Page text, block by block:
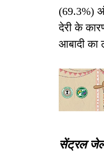
(69.3%)
देरी के
आबादी का
सेंट्रल